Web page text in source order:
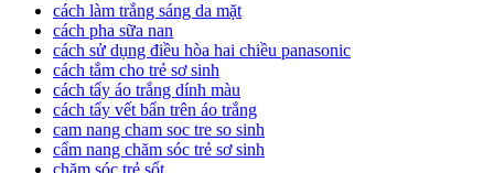
cách làm trắng sáng da mặt
cách pha sữa nan
cách sử dụng điều hòa hai chiều panasonic
cách tắm cho trẻ sơ sinh
cách tẩy áo trắng dính màu
cách tẩy vết bẩn trên áo trắng
cam nang cham soc tre so sinh
cẩm nang chăm sóc trẻ sơ sinh
chăm sóc trẻ sốt